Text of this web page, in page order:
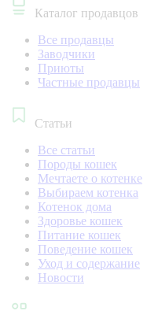
Каталог продавцов
Все продавцы
Заводчики
Приюты
Частные продавцы
Статьи
Все статьи
Породы кошек
Мечтаете о котенке
Выбираем котенка
Котенок дома
Здоровье кошек
Питание кошек
Поведение кошек
Уход и содержание
Новости